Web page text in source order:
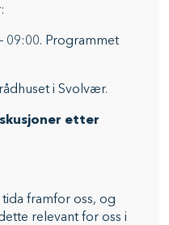
09:00. Programmet
i Svolvær.
etter
framfor oss, og
relevant for oss i